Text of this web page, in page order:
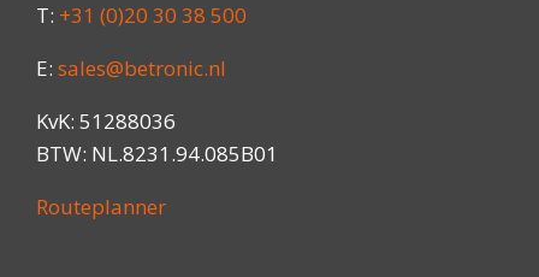
T: +31 (0)20 30 38 500
E: sales@betronic.nl
KvK: 51288036
BTW: NL.8231.94.085B01
Routeplanner